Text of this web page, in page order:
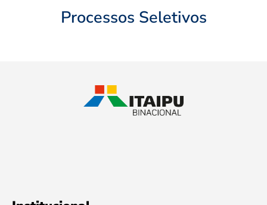
Processos Seletivos